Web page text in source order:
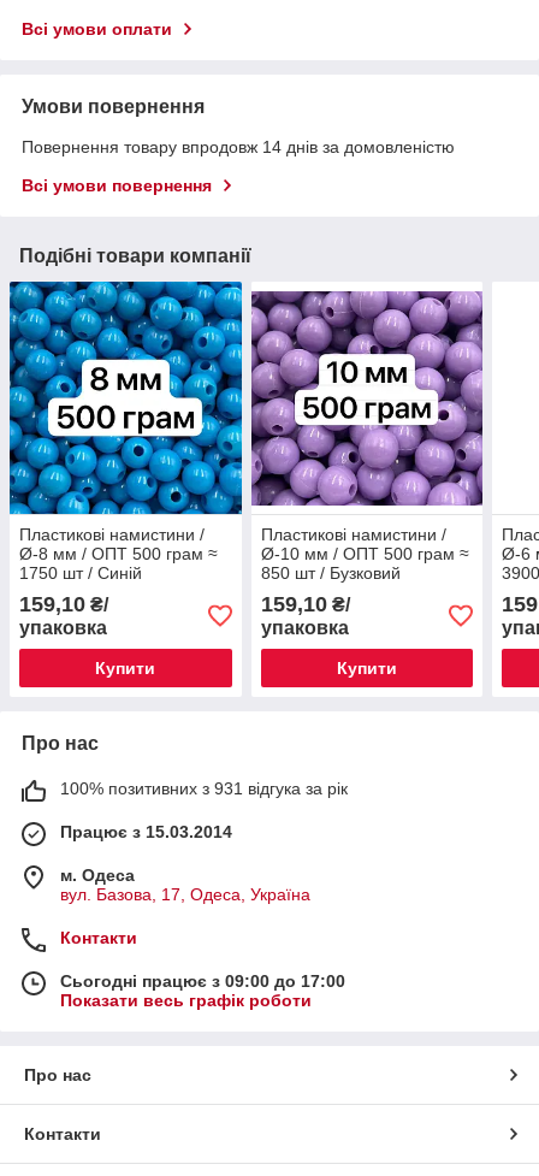
Всі умови оплати
Умови повернення
Повернення товару впродовж 14 днів за домовленістю
Всі умови повернення
Подібні товари компанії
Пластикові намистини /
Ø-8 мм / ОПТ 500 грам ≈
1750 шт / Синій
159,10 ₴/
упаковка
Купити
Пластикові намистини /
Ø-10 мм / ОПТ 500 грам ≈
850 шт / Бузковий
159,10₴/
упаковка
Купити
Ø-6
Про нас
100% позитивних з 931 відгука за рік
Працює з 15.03.2014
м. Одеса
вул. Базова, 17, Одеса, Україна
Контакти
Сьогодні працює з 09:00 до 17:00
Показати весь графік роботи
Про нас
Контакти